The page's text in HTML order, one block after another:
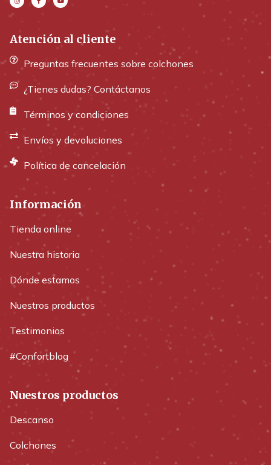
Atención al cliente
Preguntas frecuentes sobre colchones
¿Tienes dudas? Contáctanos
Términos y condiciones
Envíos y devoluciones
Política de cancelación
Información
Tienda online
Nuestra historia
Dónde estamos
Nuestros productos
Testimonios
#Confortblog
Nuestros productos
Descanso
Colchones